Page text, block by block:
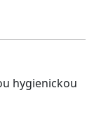
hygienickou